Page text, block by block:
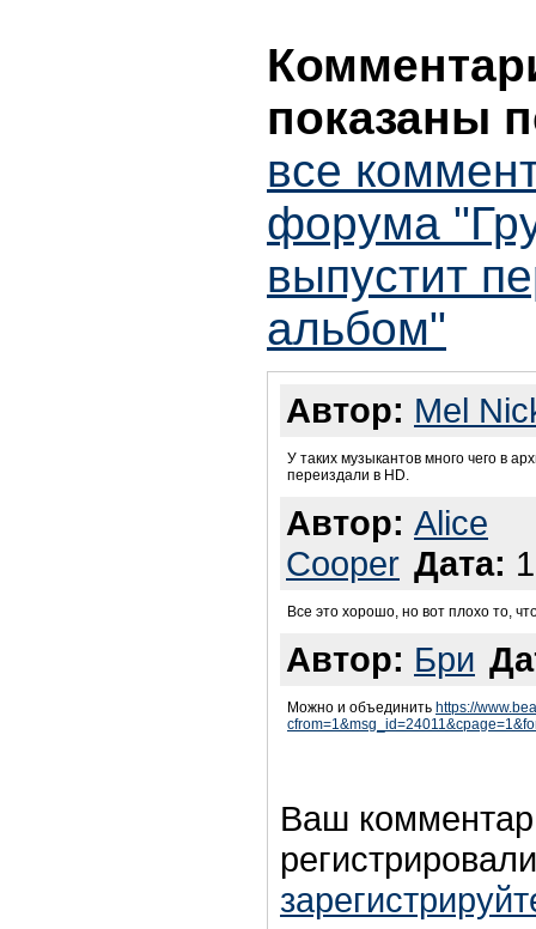
показаны
все
форума
выпустит
альбом"
Автор: Mel
У таких музыкантов много чего в
переиздали в HD.
Автор: Alice
Cooper Дата:
Все это хорошо, но вот плохо то,
Автор: Бри
Можно и объединить https://
Ваш